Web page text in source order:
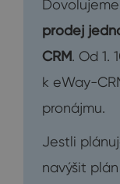
prodej
CRM. Od 1.
k eWay-
pronájmu.
Jestli
navýšit